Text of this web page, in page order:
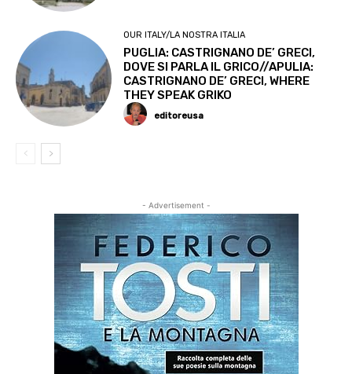
OUR ITALY/LA NOSTRA ITALIA
PUGLIA: CASTRIGNANO DE’ GRECI,
DOVE SI PARLA IL GRICO//APULIA:
CASTRIGNANO DE’ GRECI, WHERE
THEY SPEAK GRIKO
editoreusa
- Advertisement -